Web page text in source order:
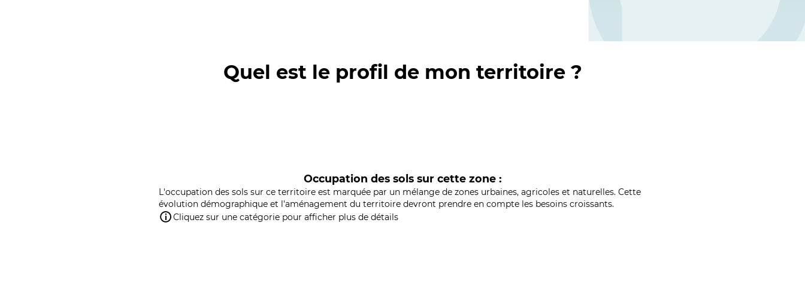
Quel est le profil de mon territoire ?
Occupation des sols sur cette zone :
L'occupation des sols sur ce territoire est marquée par un mélange de zones urbaines, agricoles et naturelles. Cette
évolution démographique et l'aménagement du territoire devront prendre en compte les besoins croissants.
Cliquez sur une catégorie pour afficher plus de détails